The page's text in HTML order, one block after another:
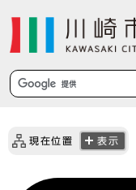
現在位置 表示